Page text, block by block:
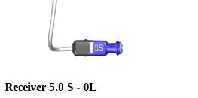
Receiver 5.0 S - 0L